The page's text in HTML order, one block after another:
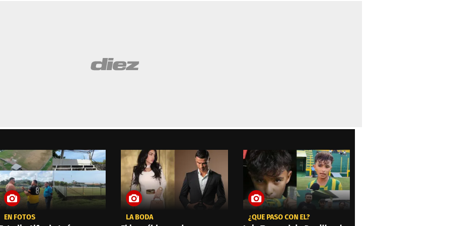
EN FOTOS LA BODA ¿QUÉ PASÓ CON ÉL?